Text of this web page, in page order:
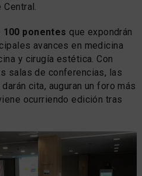
Central.
100 ponentes que expondrán
avances en medicina
y cirugía estética. Con
salas de conferencias, las
cita, auguran un foro más
ocurriendo edición tras